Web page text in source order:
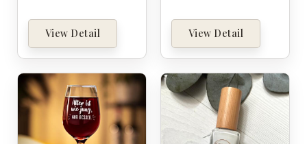
View Detail View Detail